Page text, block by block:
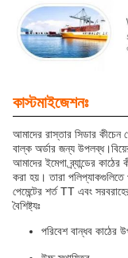
কাস্টমাইজেশনঃ
আমাদের রাস্তার সিডার কীচেন
বাল্ক অর্ডার জন্য
আমাদের ইমেগা ব্র্যান্ডের
করা হয়। তারা
পেমেন্টের শর্ত TT এবং
বৈশিষ্ট্যঃ
পরিবেশ বান্ধব কাঠের